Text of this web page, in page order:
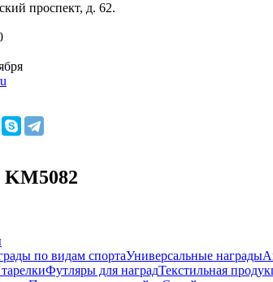
проспект, д. 62.
KM5082
по видам спортаУниверсальные награды
Футляры для наградТекстильная